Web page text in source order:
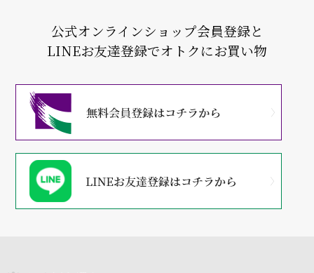
公式オンラインショップ会員登録と
LINEお友達登録でオトクにお買い物